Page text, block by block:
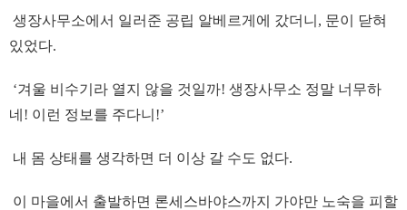
생장사무소에서 일러준 공립 알베르게에 갔더니, 문이 닫혀
있었다.
‘겨울 비수기라 열지 않을 것일까! 생장사무소 정말 너무하
네! 이런 정보를 주다니!’
내 몸 상태를 생각하면 더 이상 갈 수도 없다.
이 마을에서 출발하면 론세스바야스까지 가야만 노숙을 피할